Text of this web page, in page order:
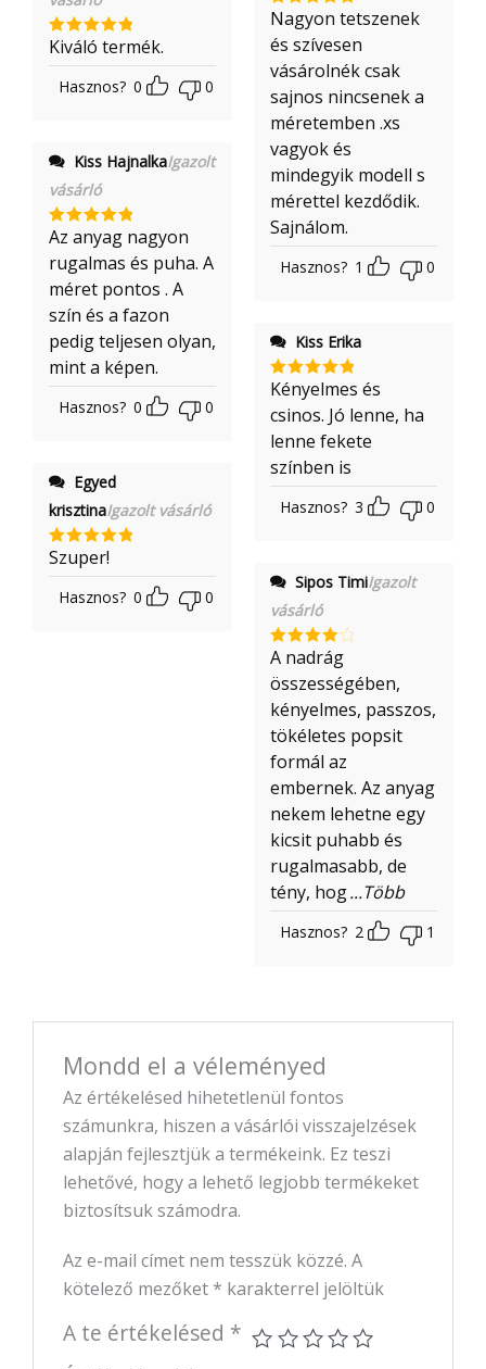
/ 5
Értékelés:
5/ 5
Kiváló termék.
Hasznos? 0 0
Kiss HajnalkaIgazolt
vásárló
Értékelés:
Az anyag nagyon
rugalmas és puha. A
méret pontos . A
szín és a fazon
pedig teljesen olyan,
mint a képen.
Hasznos? 0 0
krisztinaIgazolt vásárló
Értékelés:
5/ 5
Szuper!
Hasznos? 0 0
Értékelés:
/ 5
Nagyon tetszenek
és szívesen
vásárolnék csak
sajnos nincsenek a
méretemben .xs
vagyok és
mindegyik modell s
mérettel kezdődik.
Sajnálom.
Hasznos? 1 0
Kiss Erika
Értékelés:
/ 5
Kényelmes és
csinos. Jó lenne, ha
lenne fekete
színben is
Hasznos? 3 0
Sipos TimiIgazolt
vásárló
Értékelé
A nadrág
összességében,
kényelmes, passzos,
tökéletes popsit
formál az
embernek. Az anyag
nekem lehetne egy
kicsit puhabb és
rugalmasabb, de
tény, hog...Több
Hasznos? 2 1
Mondd el a véleményed
Az értékelésed hihetetlenül fontos
számunkra, hiszen a vásárlói visszajelzések
alapján fejlesztjük a termékeink. Ez teszi
lehetővé, hogy a lehető legjobb termékeket
biztosítsuk számodra.
Az e-mail címet nem tesszük közzé. A
kötelező mezőket * karakterrel jelöltük
A te értékelésed *